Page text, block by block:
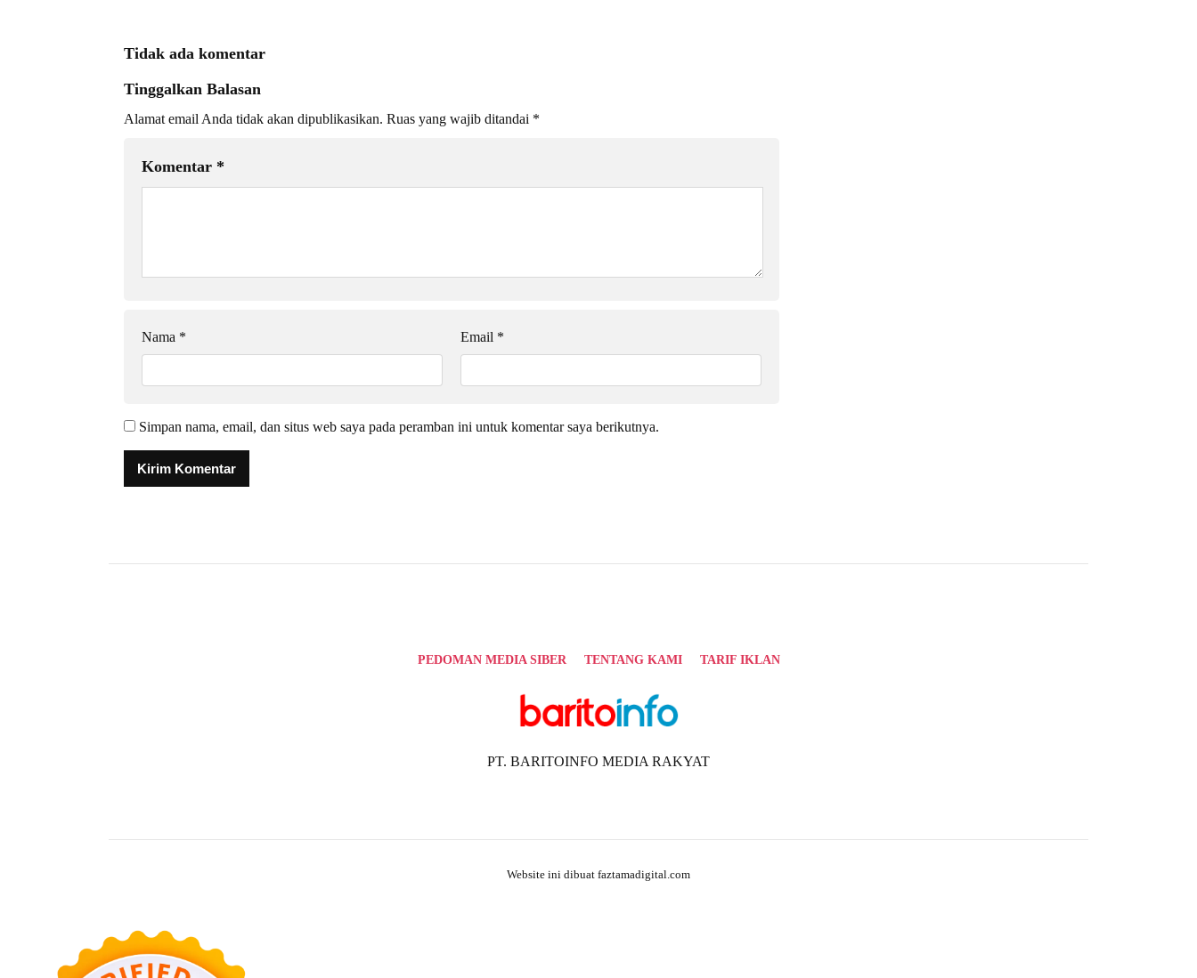
Tidak ada komentar
Tinggalkan Balasan
Alamat email Anda tidak akan dipublikasikan. Ruas yang wajib ditandai *
Komentar *
Nama * Email *
Simpan nama, email, dan situs web saya pada peramban ini untuk komentar saya berikutnya.
PEDOMAN MEDIA SIBER TENTANG KAMI TARIF IKLAN
PT. BARITOINFO MEDIA RAKYAT
Website ini dibuat faztamadigital.com